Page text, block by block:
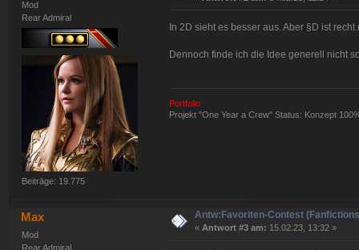
Mod
Rear Admiral
Beiträge: 19.775
In 2D sieht es besser aus. Aber §D ist recht
Dennoch finde ich die Idee generell nicht
Portfolio
Projekt "One Year a Crew" Status: Konzept
Max
Mod
Rear Admiral
Antw:Favoriten-Contest
« Antwort #3 am: 15.02.23, 13:32 »